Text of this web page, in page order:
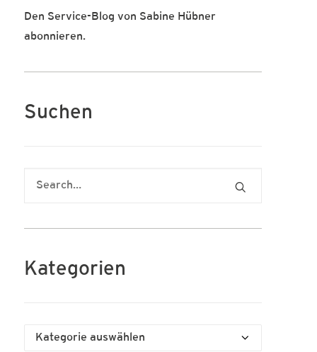
Den Service-Blog von Sabine Hübner
abonnieren.
Suchen
Kategorien
Kategorien